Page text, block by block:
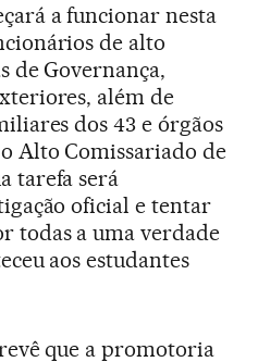
a funcionar nesta
de alto
de Governança,
além de
dos 43 e órgãos
Alto Comissariado de
tarefa será
oficial e tentar
todas a uma verdade
aos estudantes
que a promotoria